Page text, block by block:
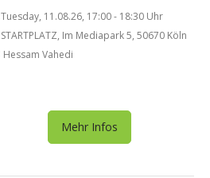
Tuesday, 11.08.26, 17:00 - 18:30 Uhr
STARTPLATZ, Im Mediapark 5, 50670 Köln
Hessam Vahedi
Mehr Infos